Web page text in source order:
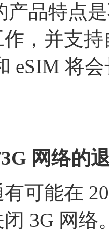
品特点是
，并支
eSIM 将
网络的
可能在
3G 网络